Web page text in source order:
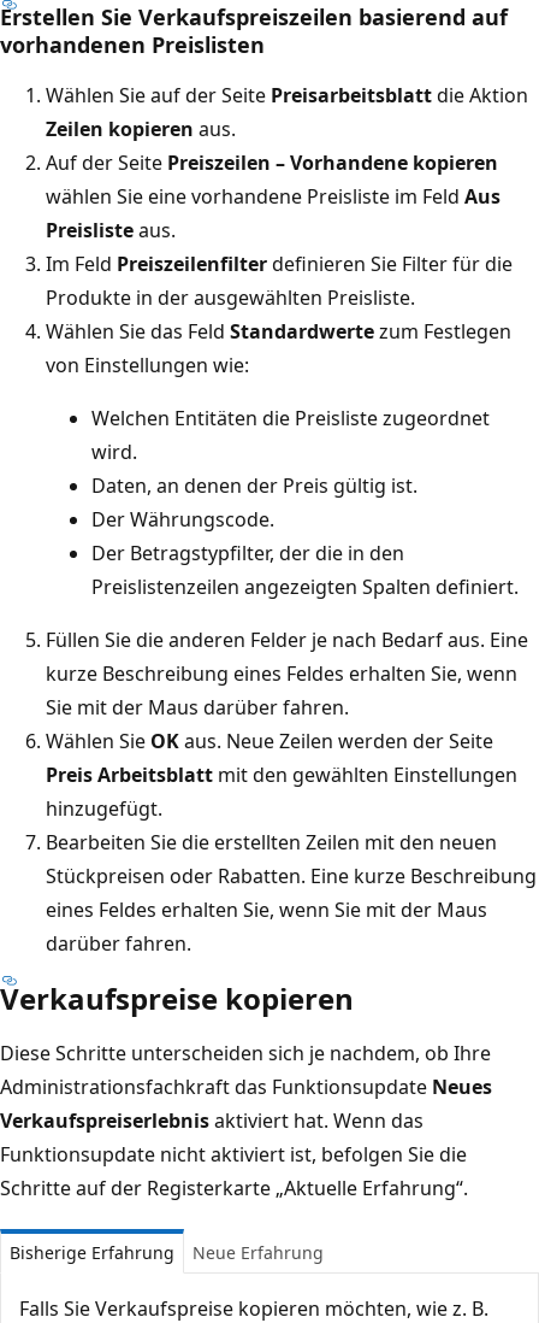
Erstellen Sie Verkaufspreiszeilen basierend auf
vorhandenen Preislisten
Wählen Sie auf der Seite Preisarbeitsblattdie Aktion
Zeilen kopieren aus.
Auf der Seite Preiszeilen – Vorhandene kopieren
wählen Sie eine vorhandene Preisliste im Feld Aus
Preislisteaus.
Im Feld Preiszeilenfilterdefinieren Sie Filter für die
Produkte in der ausgewählten Preisliste.
Wählen Sie das Feld Standardwertezum Festlegen
von Einstellungen wie:
Welchen Entitäten die Preisliste zugeordnet
wird.
Daten, an denen der Preis gültig ist.
Der Währungscode.
Der Betragstypfilter, der die in den
Preislistenzeilen angezeigten Spalten definiert.
Füllen Sie die anderen Felder je nach Bedarf aus. Eine
kurze Beschreibung eines Feldes erhalten Sie, wenn
Sie mit der Maus darüber fahren.
Wählen Sie OKaus. Neue Zeilen werden der Seite
Preis Arbeitsblatt mit den gewählten Einstellungen
hinzugefügt.
Bearbeiten Sie die erstellten Zeilen mit den neuen
Stückpreisen oder Rabatten. Eine kurze Beschreibung
eines Feldes erhalten Sie, wenn Sie mit der Maus
darüber fahren.
Verkaufspreise kopieren
Diese Schritte unterscheiden sich je nachdem, ob Ihre
Administrationsfachkraft das Funktionsupdate Neues
Verkaufspreiserlebnisaktiviert hat. Wenn das
Funktionsupdate nicht aktiviert ist, befolgen Sie die
Schritte auf der Registerkarte „Aktuelle Erfahrung“.
Bisherige Erfahrung Neue Erfahrung
Falls Sie Verkaufspreise kopieren möchten, wie z. B.